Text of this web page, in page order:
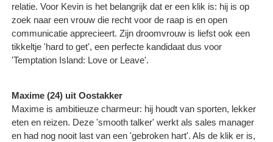
relatie. Voor Kevin is het belangrijk dat er een klik is: hij is op
zoek naar een vrouw die recht voor de raap is en open
communicatie apprecieert. Zijn droomvrouw is liefst ook een
tikkeltje 'hard to get', een perfecte kandidaat dus voor
'Temptation Island: Love or Leave'.
Maxime (24) uit Oostakker
Maxime is ambitieuze charmeur: hij houdt van sporten, lekker
eten en reizen. Deze 'smooth talker' werkt als sales manager
en had nog nooit last van een 'gebroken hart'. Als de klik er is,